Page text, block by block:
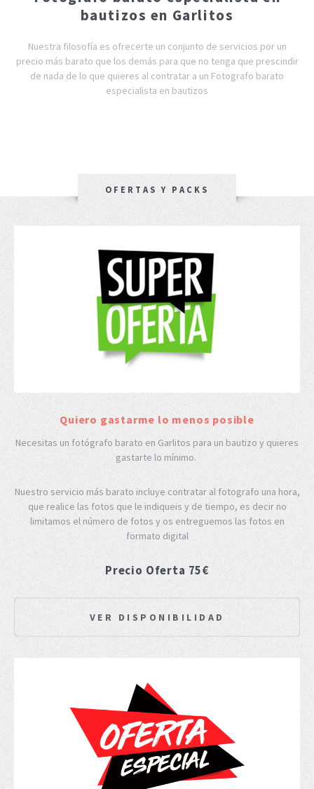
bautizos en Garlitos
Nuestra filosofía es ofrecerte un conjunto de servicios por un
precio más barato que los demás para que no tenga que prescindir
de nada de lo que quieres al contratar a un Fotografo barato
especialista en bautizos
OFERTAS Y PACKS
Quiero gastarme lo menos posible
Necesitas un fotógrafo barato en Garlitos para un bautizo y quieres
gastarte lo mínimo.
Nuestro servicio más barato incluye contratar al fotografo una hora,
que realice las fotos que le indiqueis y de tiempo, es decir no
limitamos el número de fotos y os entreguemos las fotos en
formato digital
Precio Oferta 75€
VER DISPONIBILIDAD